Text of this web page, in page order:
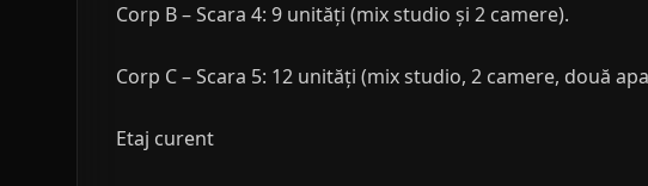
Corp B – Scara 4: 9 unități (mix studio și 2 camere).
Corp C – Scara 5: 12 unități (mix studio, 2 camere, două
Etaj curent